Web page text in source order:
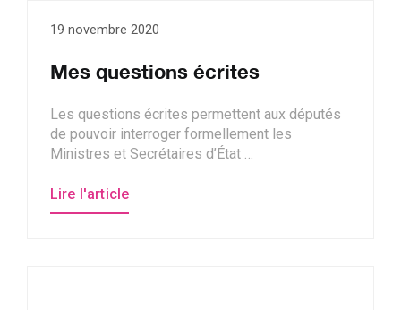
19 novembre 2020
Mes questions écrites
Les questions écrites permettent aux députés
de pouvoir interroger formellement les
Ministres et Secrétaires d’État …
Lire l'article